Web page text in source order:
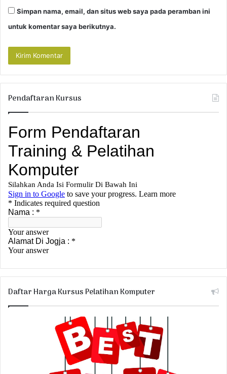
Simpan nama, email, dan situs web saya pada peramban ini
untuk komentar saya berikutnya.
Pendaftaran Kursus
Daftar Harga Kursus Pelatihan Komputer